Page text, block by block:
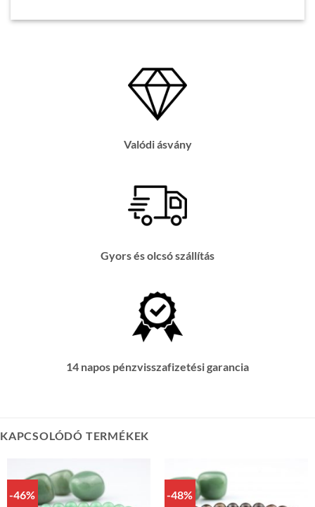
Valódi ásvány
Gyors és olcsó szállítás
14 napos pénzvisszafizetési garancia
KAPCSOLÓDÓ TERMÉKEK
-46% -48%